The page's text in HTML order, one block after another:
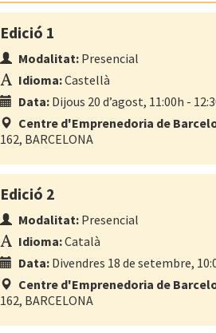
Edició 1
Modalitat: Presencial
Idioma:Castellà
Data: Dijous 20 d’agost, 11:00h -
Centre d'Emprenedoria de
162, BARCELONA
Edició 2
Modalitat: Presencial
Idioma:Català
Data: Divendres 18 de setembre,
Centre d'Emprenedoria de
162, BARCELONA